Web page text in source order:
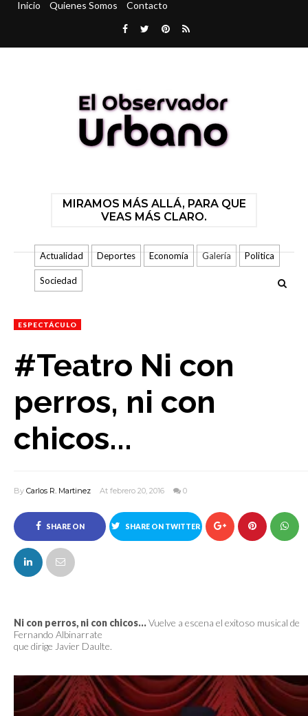
Inicio Quienes Somos Contacto
MIRAMOS MÁS ALLÁ, PARA QUE
VEAS MÁS CLARO.
Actualidad Deportes Economía Galería Politica
Sociedad
ESPECTÁCULO
#Teatro Ni con
perros, ni con
chicos...
By Carlos R. Martinez At febrero 20, 2016 0
SHARE ON
FACEBOOK
SHARE ON TWITTER
Ni con perros, ni con chicos...Vuelve a escena el exitoso musical de
Fernando Albinarrate
que dirige Javier Daulte.